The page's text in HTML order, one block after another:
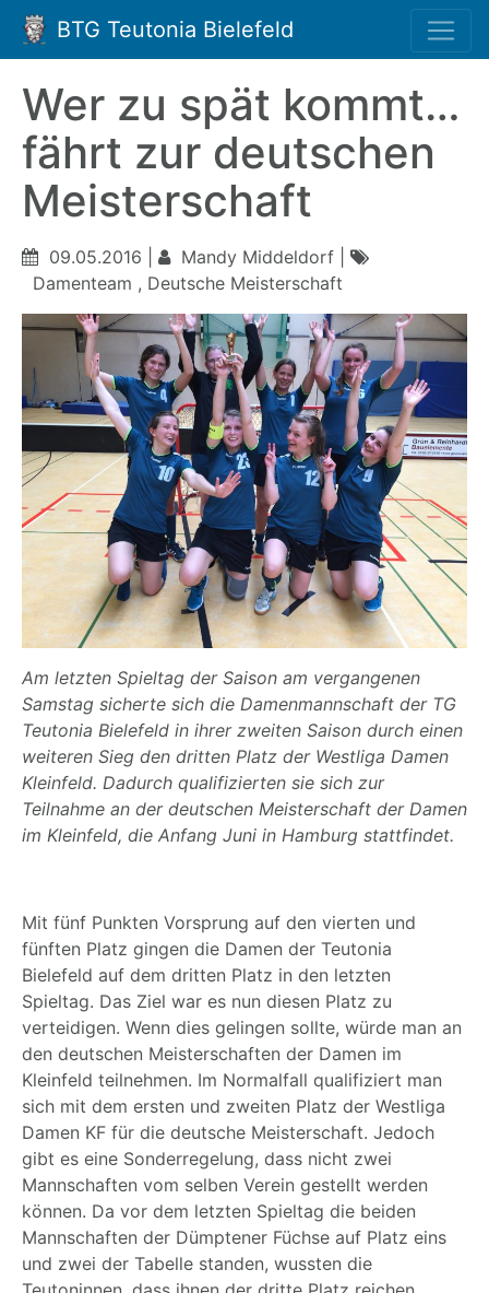
BTG Teutonia Bielefeld
Wer zu spät kommt…
fährt zur deutschen
Meisterschaft
09.05.2016 |
Mandy Middeldorf |
Damenteam , Deutsche Meisterschaft
Am letzten Spieltag der Saison am vergangenen
Samstag sicherte sich die Damenmannschaft der TG
Teutonia Bielefeld in ihrer zweiten Saison durch einen
weiteren Sieg den dritten Platz der Westliga Damen
Kleinfeld. Dadurch qualifizierten sie sich zur
Teilnahme an der deutschen Meisterschaft der Damen
im Kleinfeld, die Anfang Juni in Hamburg stattfindet.
Mit fünf Punkten Vorsprung auf den vierten und
fünften Platz gingen die Damen der Teutonia
Bielefeld auf dem dritten Platz in den letzten
Spieltag. Das Ziel war es nun diesen Platz zu
verteidigen. Wenn dies gelingen sollte, würde man an
den deutschen Meisterschaften der Damen im
Kleinfeld teilnehmen. Im Normalfall qualifiziert man
sich mit dem ersten und zweiten Platz der Westliga
Damen KF für die deutsche Meisterschaft. Jedoch
gibt es eine Sonderregelung, dass nicht zwei
Mannschaften vom selben Verein gestellt werden
können. Da vor dem letzten Spieltag die beiden
Mannschaften der Dümptener Füchse auf Platz eins
und zwei der Tabelle standen, wussten die